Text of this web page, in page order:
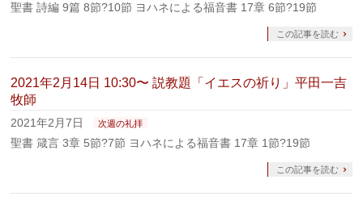
聖書 詩編 9篇 8節?10節 ヨハネによる福音書 17章 6節?19節
この記事を読む
2021年2月14日 10:30〜 説教題「イエスの祈り」平田一吉
牧師
2021年2月7日 次週の礼拝
聖書 箴言 3章 5節?7節 ヨハネによる福音書 17章 1節?19節
この記事を読む